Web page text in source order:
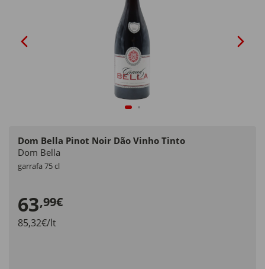
Dom Bella Pinot Noir Dão Vinho Tinto
Dom Bella
garrafa 75 cl
63,99€
85,32€/lt